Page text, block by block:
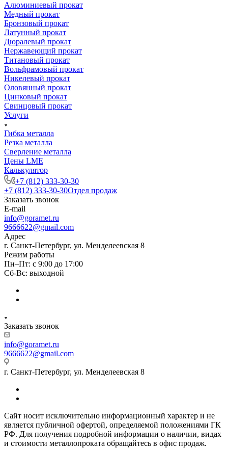
Алюминиевый прокат
Медный прокат
Бронзовый прокат
Латунный прокат
Дюралевый прокат
Нержавеющий прокат
Титановый прокат
Вольфрамовый прокат
Никелевый прокат
Оловянный прокат
Цинковый прокат
Свинцовый прокат
Услуги
Гибка металла
Резка металла
Сверление металла
Цены LME
Калькулятор
+7 (812) 333-30-30
+7 (812) 333-30-30Отдел продаж
Заказать звонок
E-mail
info@goramet.ru
9666622@gmail.com
Адрес
г. Санкт-Петербург, ул. Менделеевская 8
Режим работы
Пн–Пт: с 9:00 до 17:00
Сб-Вс: выходной
Заказать звонок
info@goramet.ru
9666622@gmail.com
г. Санкт-Петербург, ул. Менделеевская 8
Сайт носит исключительно информационный характер и не
является публичной офертой, определяемой положениями ГК
РФ. Для получения подробной информации о наличии, видах
и стоимости металлопроката обращайтесь в офис продаж.